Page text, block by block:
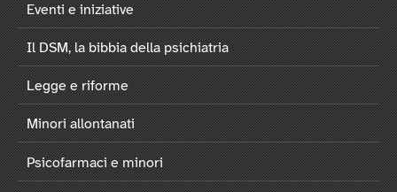
Eventi e iniziative
Il DSM, la bibbia della psichiatria
Legge e riforme
Minori allontanati
Psicofarmaci e minori